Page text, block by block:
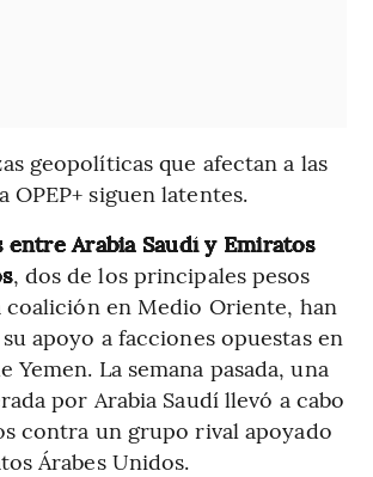
geopolíticas que afectan a las
OPEP+ siguen latentes.
entre Arabia Saudí y Emiratos
, dos de los principales pesos
coalición en Medio Oriente, han
apoyo a facciones opuestas en
La semana pasada, una
por Arabia Saudí llevó a cabo
contra un grupo rival apoyado
Árabes Unidos.